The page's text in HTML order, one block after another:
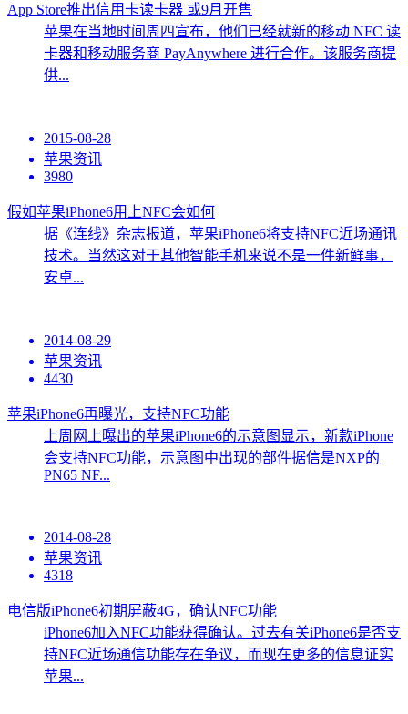
App Store推出信用卡读卡器 或9月开售
苹果在当地时间周四宣布，他们已经就新的移动 NFC 读
卡器和移动服务商 PayAnywhere 进行合作。该服务商提
供...
2015-08-28
苹果资讯
3980
假如苹果iPhone6用上NFC会如何
据《连线》杂志报道，苹果iPhone6将支持NFC近场通讯
技术。当然这对于其他智能手机来说不是一件新鲜事，
安卓...
2014-08-29
苹果资讯
4430
苹果iPhone6再曝光，支持NFC功能
上周网上曝出的苹果iPhone6的示意图显示，新款iPhone
会支持NFC功能，示意图中出现的部件据信是NXP的
PN65 NF...
2014-08-28
苹果资讯
4318
电信版iPhone6初期屏蔽4G，确认NFC功能
iPhone6加入NFC功能获得确认。过去有关iPhone6是否支
持NFC近场通信功能存在争议，而现在更多的信息证实
苹果...